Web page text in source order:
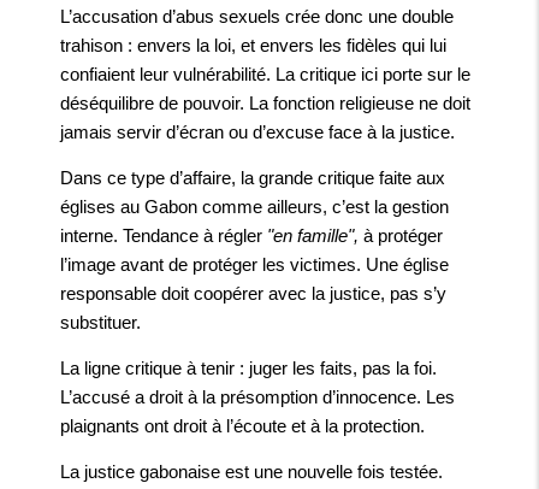
L’accusation d’abus sexuels crée donc une double
trahison : envers la loi, et envers les fidèles qui lui
confiaient leur vulnérabilité. La critique ici porte sur le
déséquilibre de pouvoir. La fonction religieuse ne doit
jamais servir d’écran ou d’excuse face à la justice.
Dans ce type d’affaire, la grande critique faite aux
églises au Gabon comme ailleurs, c’est la gestion
interne. Tendance à régler "en famille", à protéger
l’image avant de protéger les victimes. Une église
responsable doit coopérer avec la justice, pas s’y
substituer.
La ligne critique à tenir : juger les faits, pas la foi.
L’accusé a droit à la présomption d’innocence. Les
plaignants ont droit à l’écoute et à la protection.
La justice gabonaise est une nouvelle fois testée.